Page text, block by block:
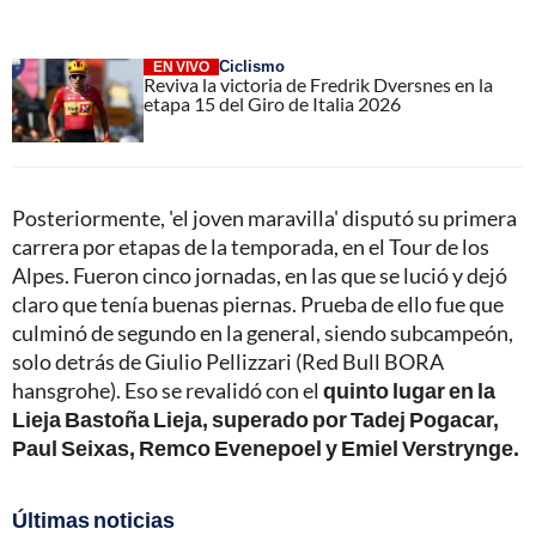
EN VIVO Ciclismo
Reviva la victoria de Fredrik Dversnes en la
etapa 15 del Giro de Italia 2026
Posteriormente, 'el joven maravilla' disputó su primera
carrera por etapas de la temporada, en el Tour de los
Alpes. Fueron cinco jornadas, en las que se lució y dejó
claro que tenía buenas piernas. Prueba de ello fue que
culminó de segundo en la general, siendo subcampeón,
solo detrás de Giulio Pellizzari (Red Bull BORA
hansgrohe). Eso se revalidó con el quinto lugar en la
Lieja Bastoña Lieja, superado por Tadej Pogacar,
Paul Seixas, Remco Evenepoel y Emiel Verstrynge.
Últimas noticias